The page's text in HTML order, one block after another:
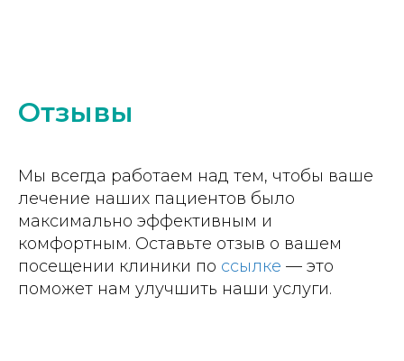
Отзывы
Мы всегда работаем над тем, чтобы ваше
лечение наших пациентов было
максимально эффективным и
комфортным. Оставьте отзыв о вашем
посещении клиники по ссылке — это
поможет нам улучшить наши услуги.